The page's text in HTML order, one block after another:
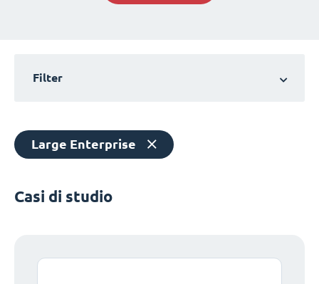
Filter
Large Enterprise
Casi di studio